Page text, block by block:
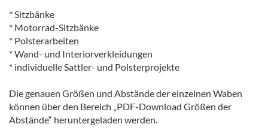
* Sitzbänke
* Motorrad-Sitzbänke
* Polsterarbeiten
* Wand- und Interiorverkleidungen
* individuelle Sattler- und Polsterprojekte
Die genauen Größen und Abstände der einzelnen Waben
können über den Bereich „PDF-Download Größen der
Abstände“ heruntergeladen werden.